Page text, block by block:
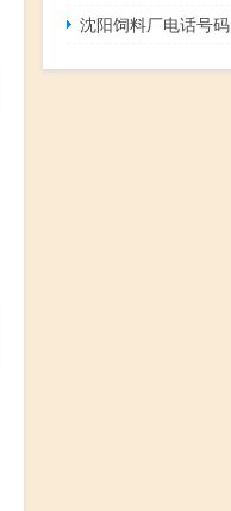
沈阳饲料厂电话号码